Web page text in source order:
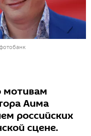
мотивам
Аима
российских
сцене.